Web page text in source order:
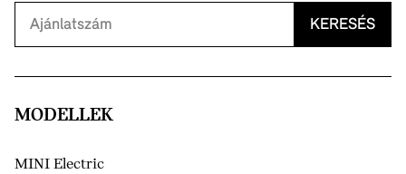
KERESÉS
MODELLEK
MINI Electric